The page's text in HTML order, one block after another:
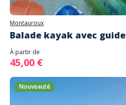
Montauroux
Balade kayak avec guide
À partir de
45,00 €
Nouveauté